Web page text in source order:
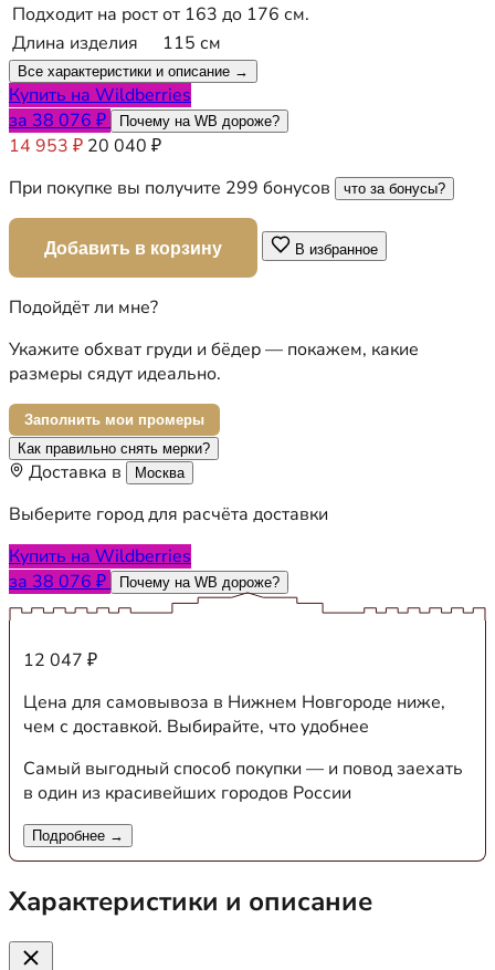
Подходит на ростот 163 до 176 см.
Длина изделия
115 см
Все характеристики и описание →
Купить на Wildberries
за 38 076 ₽
Почему на WB дороже?
14 953 ₽ 20 040 ₽
При покупке вы получите 299 бонусов
что за бонусы?
Добавить в корзину В избранное
Подойдёт ли мне?
Укажите обхват груди и бёдер — покажем, какие
размеры сядут идеально.
Заполнить мои промеры
Как правильно снять мерки?
Доставка в Москва
Выберите город для расчёта доставки
Купить на Wildberries
за 38 076 ₽
Почему на WB дороже?
12 047 ₽
Цена для самовывоза в Нижнем Новгороде ниже,
чем с доставкой. Выбирайте, что удобнее
Самый выгодный способ покупки — и повод заехать
в один из красивейших городов России
Подробнее →
Характеристики и описание